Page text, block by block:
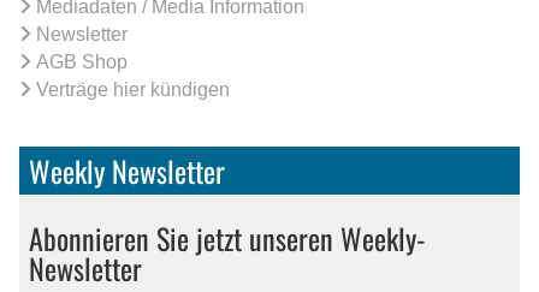
Mediadaten / Media Information
Newsletter
AGB Shop
Verträge hier kündigen
Weekly Newsletter
Abonnieren Sie jetzt unseren Weekly-
Newsletter